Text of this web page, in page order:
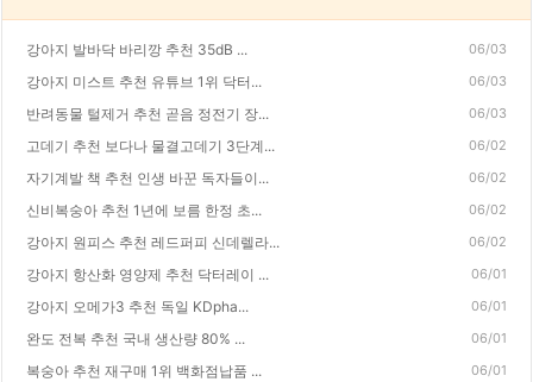
강아지 발바닥 바리깡 추천 35dB ... 06/03
강아지 미스트 추천 유튜브 1위 닥터... 06/03
반려동물 털제거 추천 곧음 정전기 장... 06/03
고데기 추천 보다나 물결고데기 3단계... 06/02
자기계발 책 추천 인생 바꾼 독자들이... 06/02
신비복숭아 추천 1년에 보름 한정 초... 06/02
강아지 원피스 추천 레드퍼피 신데렐라... 06/02
강아지 항산화 영양제 추천 닥터레이 ... 06/01
강아지 오메가3 추천 독일 KDpha... 06/01
완도 전복 추천 국내 생산량 80% ... 06/01
복숭아 추천 재구매 1위 백화점납품 ... 06/01